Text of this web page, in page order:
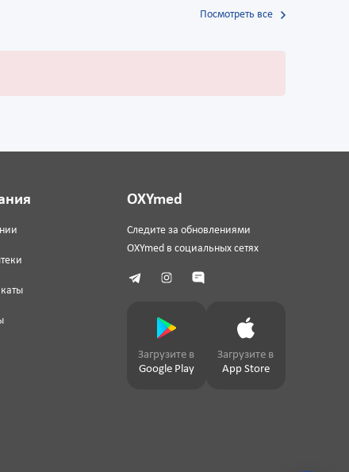
Посмотреть все
OXYmed
Следите за обновлениями
OXYmed в социальных сетях
Загрузите в
Google Play
Загрузите в
App Store